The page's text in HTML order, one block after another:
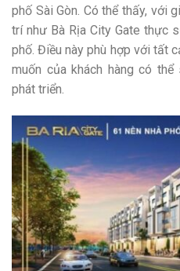
phố Sài Gòn. Có thể thấy, với
trí như Bà Rịa City Gate thực
phố. Điều này phù hợp với tất
muốn của khách hàng có
phát triển.